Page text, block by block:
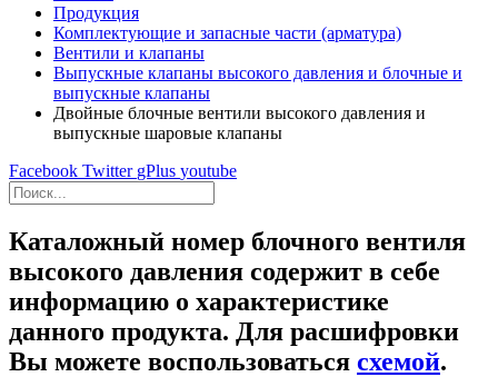
Продукция
Комплектующие и запасные части (арматура)
Вентили и клапаны
Выпускные клапаны высокого давления и блочные и
выпускные клапаны
Двойные блочные вентили высокого давления и
выпускные шаровые клапаны
Facebook Twitter gPlus youtube
Каталожный номер блочного вентиля
высокого давления содержит в себе
информацию о характеристике
данного продукта. Для расшифровки
Вы можете воспользоваться схемой.